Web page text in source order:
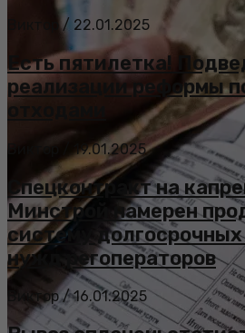
/ 22.01.2025
Есть пятилетка!
реализации реформы
отходами
19.01.2025
Спецконтракт на
Минстрой намерен
систему
нужд регоператоров
Виктор / 16.01.2025